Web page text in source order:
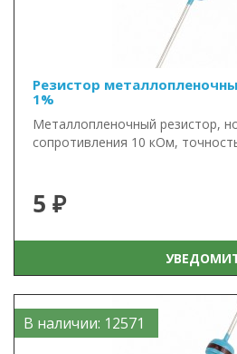
Резистор
1%
Металлопленочный резистор,
сопротивления 10 кОм,
5 ₽
В наличии: 12571